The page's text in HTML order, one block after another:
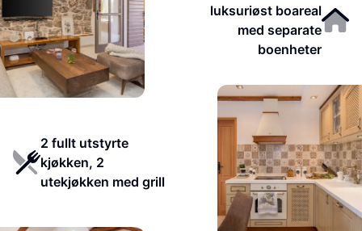
luksuriøst boareal
med separate
boenheter
2 fullt utstyrte
kjøkken, 2
utekjøkken med grill